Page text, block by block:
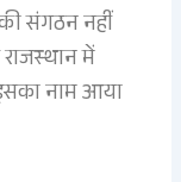
संगठन नहीं
में
नाम आया